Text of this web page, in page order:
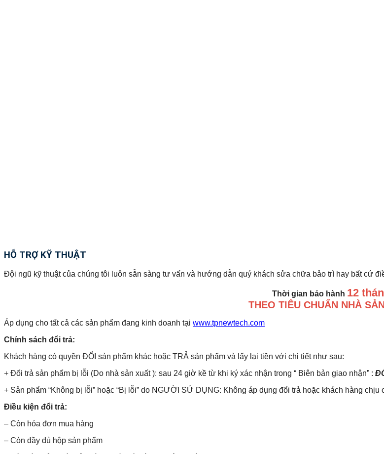
HỖ TRỢ KỸ THUẬT
Đội ngũ kỹ thuật của chúng tôi luôn sẵn sàng tư vấn và hướng dẫn quý khách sửa chữa bảo trì hay bất cứ
Thời gian bảo hành 12
THEO TIÊU CHUẨN NHÀ
Áp dụng cho tất cả các sản phẩm đang kinh doanh tại www.tpnewtech.com
Chính sách đổi trả:
Khách hàng có quyền ĐỔI sản phẩm khác hoặc TRẢ sản phẩm và lấy lại tiền với chi tiết như sau:
+ Đổi trả sản phẩm bị lỗi (Do nhà sản xuất ): sau 24 giờ kề từ khi ký xác nhận trong “ Biên bản giao nhận” :
+ Sản phẩm “Không bị lỗi” hoặc “Bị lỗi” do NGƯỜI SỬ DỤNG: Không áp dụng đổi trả hoặc khách hàng
Điều kiện đổi trả:
– Còn hóa đơn mua hàng
– Còn đầy đủ hộp sản phẩm